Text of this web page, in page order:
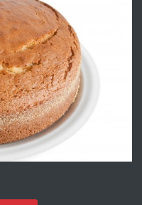
преди 2 години
Целофанови
преди 3 години